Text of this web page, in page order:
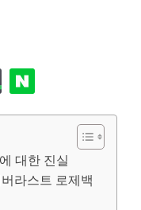
대한 진실
라스트 로제백